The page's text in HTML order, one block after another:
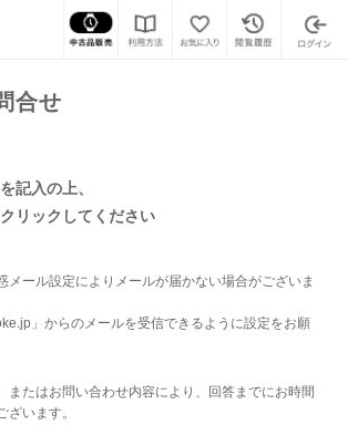
販売商品の問合せ
合せ
記入の上、
リックしてください
ール設定によりメールが届かない場合がございま
」からのメールを受信できるように設定をお願
たはお問い合わせ内容により、回答までにお時間
ざいます。